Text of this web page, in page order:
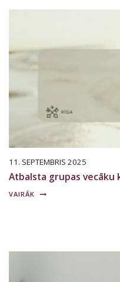
11. SEPTEMBRIS 2025
Atbalsta grupas vecāku
VAIRĀK